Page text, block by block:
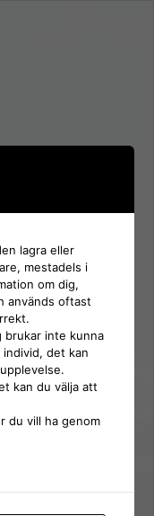
lagra eller
mestadels i
om dig,
används oftast
brukar inte kunna
det kan
kan du välja att
du vill ha genom